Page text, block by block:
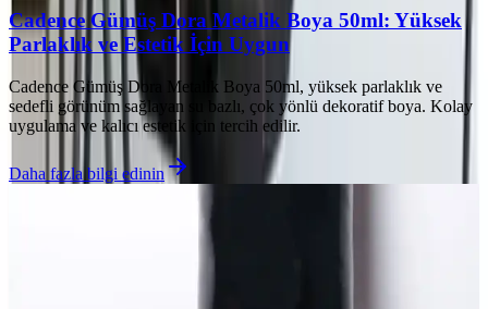
Cadence Gümüş Dora Metalik Boya 50ml: Yüksek
Parlaklık ve Estetik İçin Uygun
Cadence Gümüş Dora Metalik Boya 50ml, yüksek parlaklık ve
sedefli görünüm sağlayan su bazlı, çok yönlü dekoratif boya. Kolay
uygulama ve kalıcı estetik için tercih edilir.
Daha fazla bilgi edinin